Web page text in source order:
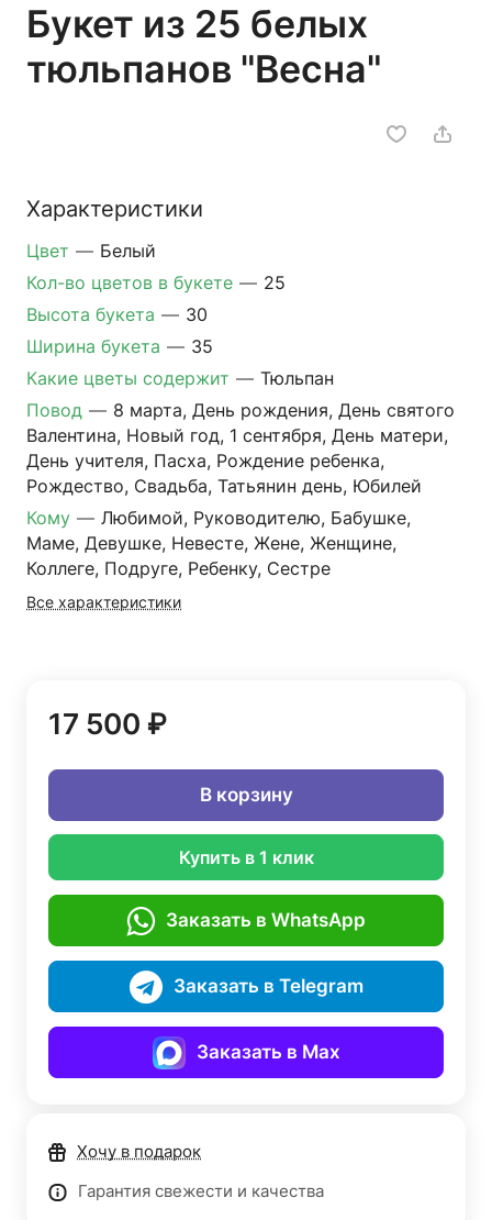
Букет из 25 белых
тюльпанов "Весна"
Характеристики
Цвет — Белый
Кол-во цветов в букете — 25
Высота букета — 30
Ширина букета — 35
Какие цветы содержит — Тюльпан
Повод — 8 марта, День рождения, День святого
Валентина, Новый год, 1 сентября, День матери,
День учителя, Пасха, Рождение ребенка,
Рождество, Свадьба, Татьянин день, Юбилей
Кому — Любимой, Руководителю, Бабушке,
Маме, Девушке, Невесте, Жене, Женщине,
Коллеге, Подруге, Ребенку, Сестре
Все характеристики
17 500 ₽
В корзину
Купить в 1 клик
Заказать в WhatsApp
Заказать в Telegram
Заказать в Max
Хочу в подарок
Гарантия свежести и качества